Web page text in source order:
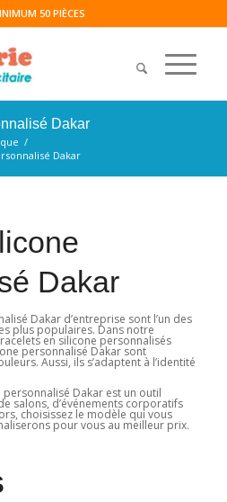
50 PIÈCES
Dakar
/
Dakar
Dakar
Dakar d’entreprise sont l’un des
plus populaires. Dans notre
en silicone personnalisés
personnalisé Dakar sont
Aussi, ils s’adaptent à l’identité
Dakar est un outil
salons, d’événements corporatifs
choisissez le modèle qui vous
pour vous au meilleur prix.